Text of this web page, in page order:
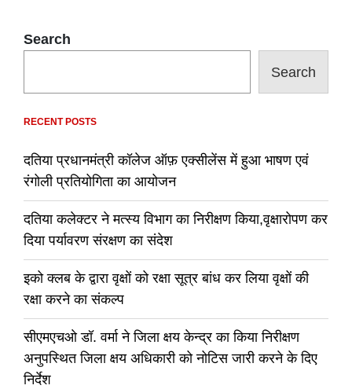
Search
Search
RECENT POSTS
दतिया प्रधानमंत्री कॉलेज ऑफ़ एक्सीलेंस में हुआ भाषण एवं
रंगोली प्रतियोगिता का आयोजन
दतिया कलेक्टर ने मत्स्य विभाग का निरीक्षण किया,वृक्षारोपण कर
दिया पर्यावरण संरक्षण का संदेश
इको क्लब के द्वारा वृक्षों को रक्षा सूत्र बांध कर लिया वृक्षों की
रक्षा करने का संकल्प
सीएमएचओ डॉ. वर्मा ने जिला क्षय केन्द्र का किया निरीक्षण
अनुपस्थित जिला क्षय अधिकारी को नोटिस जारी करने के दिए
निर्देश